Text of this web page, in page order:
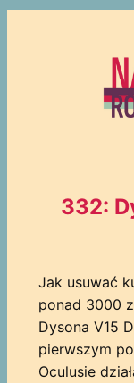
332:
Jak usuwać
ponad 3000
Dysona V15
pierwszym
Oculusie